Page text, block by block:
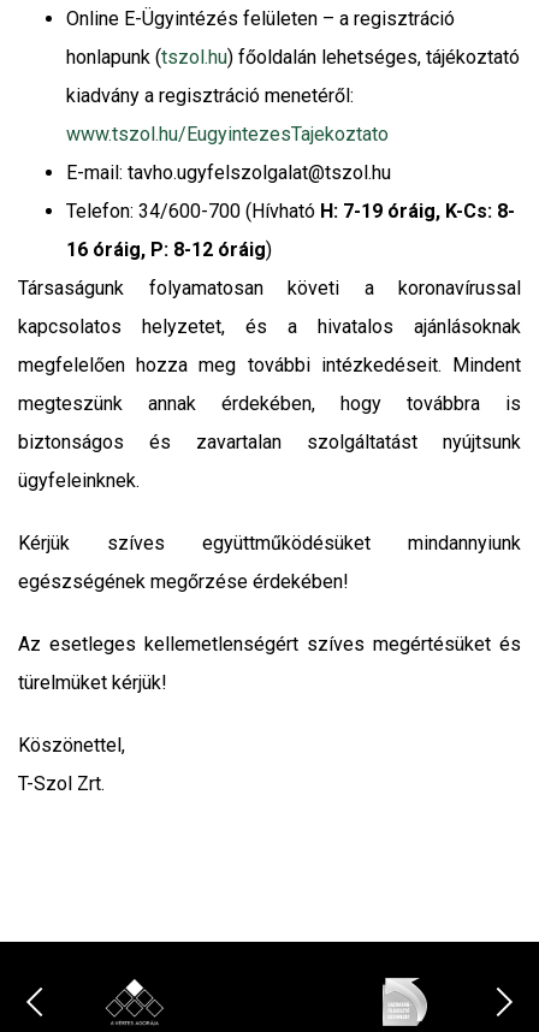
Online E-Ügyintézés felületen – a regisztráció
honlapunk (tszol.hu) főoldalán lehetséges, tájékoztató
kiadvány a regisztráció menetéről:
www.tszol.hu/EugyintezesTajekoztato
E-mail: tavho.ugyfelszolgalat@tszol.hu
Telefon: 34/600-700 (Hívható H: 7-19 óráig, K-Cs: 8-
16 óráig, P: 8-12 óráig)
Társaságunk folyamatosan követi a koronavírussal
kapcsolatos helyzetet, és a hivatalos ajánlásoknak
megfelelően hozza meg további intézkedéseit. Mindent
megteszünk annak érdekében, hogy továbbra is
biztonságos és zavartalan szolgáltatást nyújtsunk
ügyfeleinknek.
Kérjük szíves együttműködésüket mindannyiunk
egészségének megőrzése érdekében!
Az esetleges kellemetlenségért szíves megértésüket és
türelmüket kérjük!
Köszönettel,
T-Szol Zrt.